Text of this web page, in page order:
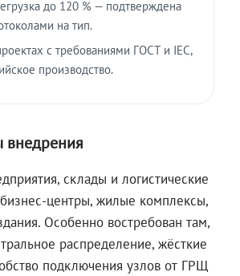
до 120 % — подтверждена
на тип.
с требованиями ГОСТ и IEC,
производство.
внедрения
склады и логистические
центры, жилые комплексы,
Особенно востребован там,
распределение, жёсткие
подключения узлов от ГРЩ